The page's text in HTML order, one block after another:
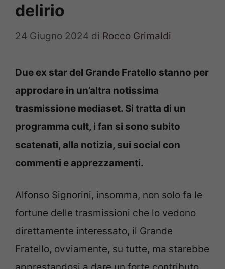
delirio
24 Giugno 2024 di Rocco Grimaldi
Due ex star del Grande Fratello stanno per
approdare in un’altra notissima
trasmissione mediaset. Si tratta di un
programma cult, i fan si sono subito
scatenati, alla notizia, sui social con
commenti e apprezzamenti.
Alfonso Signorini, insomma, non solo fa le
fortune delle trasmissioni che lo vedono
direttamente interessato, il Grande
Fratello, ovviamente, su tutte, ma starebbe